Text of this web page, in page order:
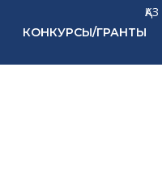
ҚАЗ
КОНКУРСЫ/ГРАНТЫ